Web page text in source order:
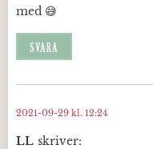
med 😅
SVARA
LL skriver:
2021-09-29 kl. 12:24